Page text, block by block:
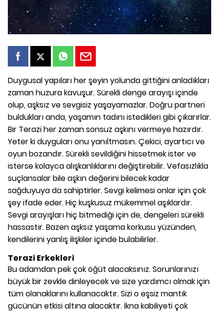
Duygusal yapıları her şeyin yolunda gittiğini anladıkları
zaman huzura kavuşur. Sürekli denge arayışı içinde
olup, aşksız ve sevgisiz yaşayamazlar. Doğru partneri
buldukları anda, yaşamın tadını istedikleri gibi çıkarırlar.
Bir Terazi her zaman sonsuz aşkını vermeye hazırdır.
Yeter ki duyguları onu yanıltmasın. Çekici, ayartıcı ve
oyun bozandır. Sürekli sevildiğini hissetmek ister ve
isterse kolayca alışkanlıklarını değiştirebilir. Vefasızlıkla
suçlansalar bile aşkın değerini bilecek kadar
sağduyuya da sahiptirler. Sevgi kelimesi onlar için çok
şey ifade eder. Hiç kuşkusuz mükemmel aşıklardır.
Sevgi arayışları hiç bitmediği için de, dengeleri sürekli
hassastır. Bazen aşksız yaşama korkusu yüzünden,
kendilerini yanlış ilişkiler içinde bulabilirler.
Terazi Erkekleri
Bu adamdan pek çok öğüt alacaksınız. Sorunlarınızı
büyük bir zevkle dinleyecek ve size yardımcı olmak için
tüm olanaklarını kullanacaktır. Sizi o eşsiz mantık
gücünün etkisi altına alacaktır. İkna kabiliyeti çok